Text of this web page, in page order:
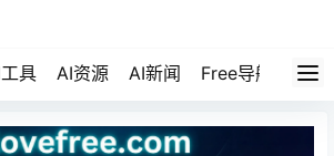
具 AI资源 AI新闻 Free导航 资